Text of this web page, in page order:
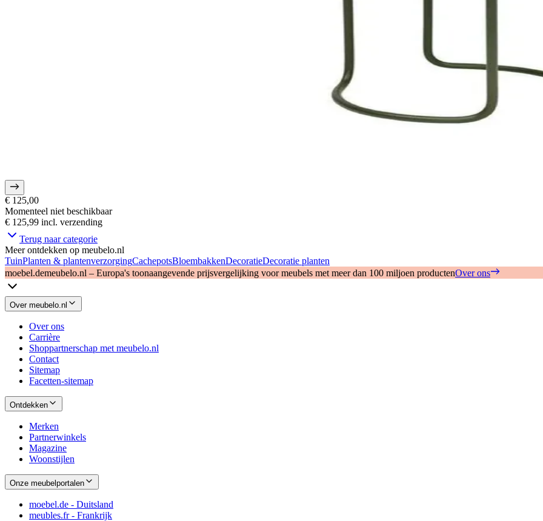
€ 125,00
Momenteel niet beschikbaar
€ 125,99 incl. verzending
Terug naar categorie
Meer ontdekken op meubelo.nl
TuinPlanten & plantenverzorgingCachepotsBloembakkenDecoratieDecoratie planten
moebel.demeubelo.nl – Europa's toonaangevende prijsvergelijking voor meubels met meer dan 100 miljoen productenOver ons
Over meubelo.nl
Over ons
Carrière
Shoppartnerschap met meubelo.nl
Contact
Sitemap
Facetten-sitemap
Ontdekken
Merken
Partnerwinkels
Magazine
Woonstijlen
Onze meubelportalen
moebel.de - Duitsland
meubles.fr - Frankrijk